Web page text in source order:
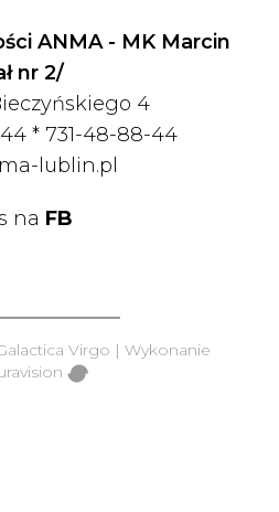
ANMA - MK Marcin
nr 2/
4
* 731-48-88-44
lublin.pl
na FB
Virgo | Wykonanie